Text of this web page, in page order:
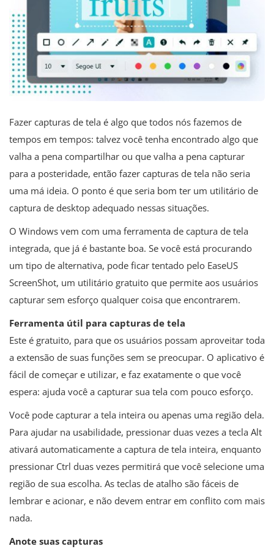
Fazer capturas de tela é algo que todos nós fazemos de
tempos em tempos: talvez você tenha encontrado algo que
valha a pena compartilhar ou que valha a pena capturar
para a posteridade, então fazer capturas de tela não seria
uma má ideia. O ponto é que seria bom ter um utilitário de
captura de desktop adequado nessas situações.
O Windows vem com uma ferramenta de captura de tela
integrada, que já é bastante boa. Se você está procurando
um tipo de alternativa, pode ficar tentado pelo EaseUS
ScreenShot, um utilitário gratuito que permite aos usuários
capturar sem esforço qualquer coisa que encontrarem.
Ferramenta útil para capturas de tela
Este é gratuito, para que os usuários possam aproveitar toda
a extensão de suas funções sem se preocupar. O aplicativo é
fácil de começar e utilizar, e faz exatamente o que você
espera: ajuda você a capturar sua tela com pouco esforço.
Você pode capturar a tela inteira ou apenas uma região dela.
Para ajudar na usabilidade, pressionar duas vezes a tecla Alt
ativará automaticamente a captura de tela inteira, enquanto
pressionar Ctrl duas vezes permitirá que você selecione uma
região de sua escolha. As teclas de atalho são fáceis de
lembrar e acionar, e não devem entrar em conflito com mais
nada.
Anote suas capturas